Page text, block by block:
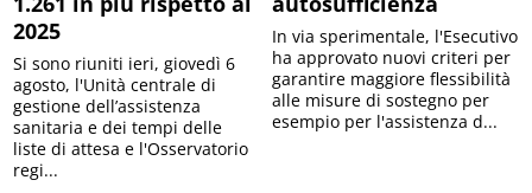
2025
Si sono riuniti ieri, giovedì 6
agosto, l'Unità centrale di
gestione dell’assistenza
sanitaria e dei tempi delle
liste di attesa e l'Osservatorio
regi...
In via sperimentale, l'Esecutivo
ha approvato nuovi criteri per
garantire maggiore flessibilità
alle misure di sostegno per
esempio per l'assistenza d...